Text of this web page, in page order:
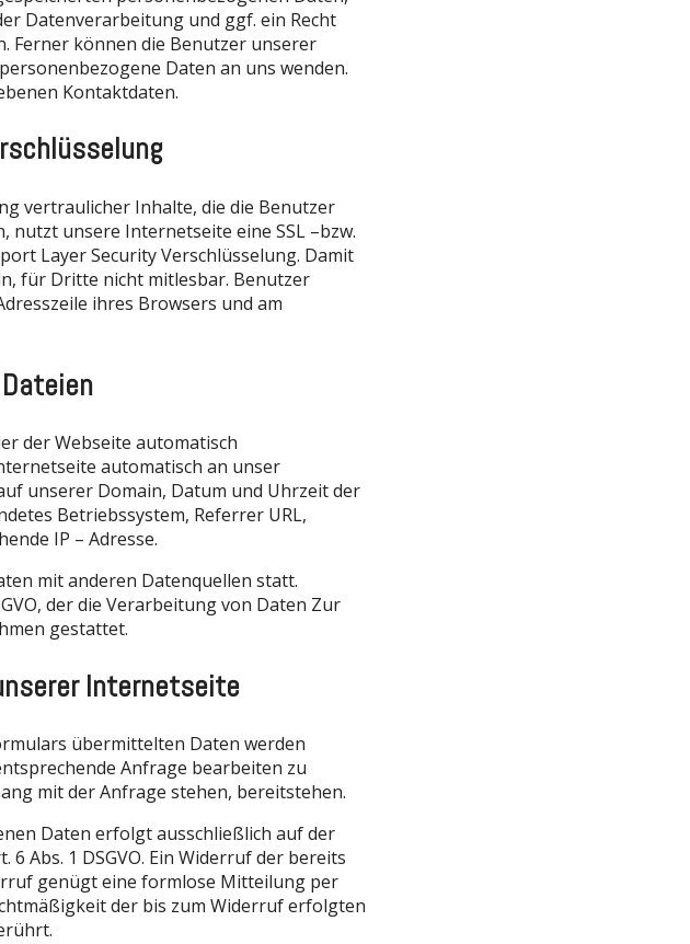
Datenverarbeitung und ggf. ein Recht
Ferner können die Benutzer unserer
Daten an uns wenden.
Kontaktdaten.
vertraulicher Inhalte, die die Benutzer
unsere Internetseite eine SSL –bzw.
Layer Security Verschlüsselung. Damit
für Dritte nicht mitlesbar. Benutzer
ihres Browsers und am
der Webseite automatisch
automatisch an unser
unserer Domain, Datum und Uhrzeit der
Betriebssystem, Referrer URL,
IP – Adresse.
mit anderen Datenquellen statt.
der die Verarbeitung von Daten Zur
gestattet.
Internetseite
übermittelten Daten werden
Anfrage bearbeiten zu
mit der Anfrage stehen, bereitstehen.
Daten erfolgt ausschließlich auf der
Abs. 1 DSGVO. Ein Widerruf der bereits
genügt eine formlose Mitteilung per
der bis zum Widerruf erfolgten